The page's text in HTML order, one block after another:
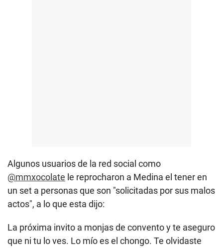
Algunos usuarios de la red social como
@mmxocolate le reprocharon a Medina el tener en
un set a personas que son "solicitadas por sus malos
actos", a lo que esta dijo:
La próxima invito a monjas de convento y te aseguro
que ni tu lo ves. Lo mío es el chongo. Te olvidaste